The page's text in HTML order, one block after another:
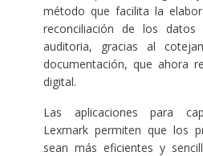
método que facilita la
reconciliación de los
auditoria, gracias al
documentación, que ahora
digital.
Las aplicaciones para
Lexmark permiten que los
sean más eficientes y